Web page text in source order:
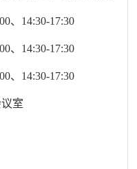
、14:30-17:30
、14:30-17:30
、14:30-17:30
室